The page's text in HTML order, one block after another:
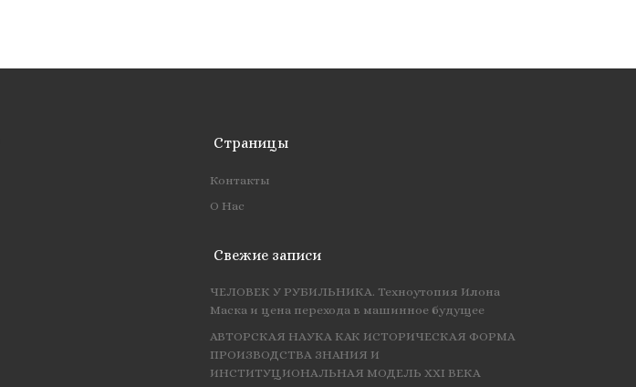
Страницы
Контакты
О Нас
Свежие записи
ЧЕЛОВЕК У РУБИЛЬНИКА. Техноутопия Илона
Маска и цена перехода в машинное будущее
АВТОРСКАЯ НАУКА КАК ИСТОРИЧЕСКАЯ ФОРМА
ПРОИЗВОДСТВА ЗНАНИЯ И
ИНСТИТУЦИОНАЛЬНАЯ МОДЕЛЬ XXI ВЕКА